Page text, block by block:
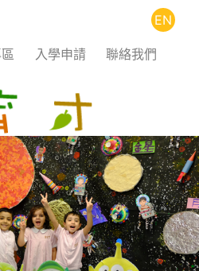
入學申請 聯絡我們
EN